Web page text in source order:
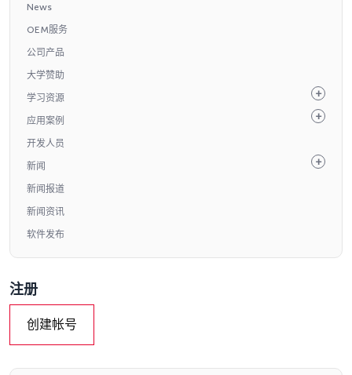
News
OEM服务
公司产品
大学赞助
学习资源
应用案例
开发人员
新闻
新闻报道
新闻资讯
软件发布
注册
创建帐号